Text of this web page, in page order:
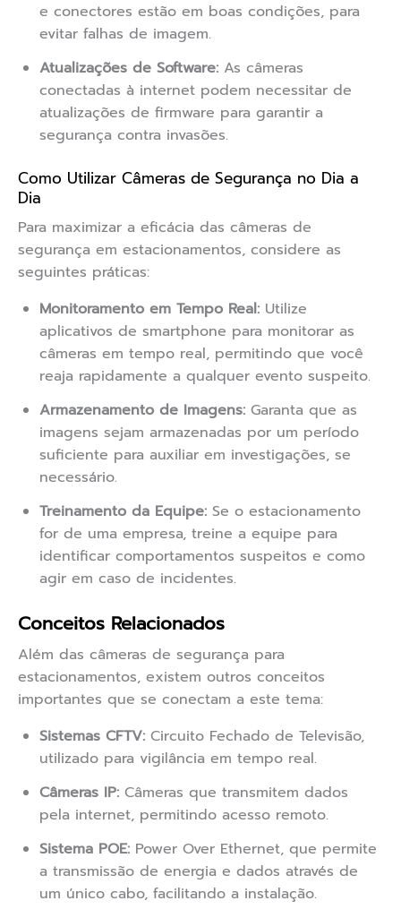
e conectores estão em boas condições, para
evitar falhas de imagem.
Atualizações de Software: As câmeras
conectadas à internet podem necessitar de
atualizações de firmware para garantir a
segurança contra invasões.
Como Utilizar Câmeras de Segurança no Dia a
Dia
Para maximizar a eficácia das câmeras de
segurança em estacionamentos, considere as
seguintes práticas:
Monitoramento em Tempo Real: Utilize
aplicativos de smartphone para monitorar as
câmeras em tempo real, permitindo que você
reaja rapidamente a qualquer evento suspeito.
Armazenamento de Imagens: Garanta que as
imagens sejam armazenadas por um período
suficiente para auxiliar em investigações, se
necessário.
Treinamento da Equipe: Se o estacionamento
for de uma empresa, treine a equipe para
identificar comportamentos suspeitos e como
agir em caso de incidentes.
Conceitos Relacionados
Além das câmeras de segurança para
estacionamentos, existem outros conceitos
importantes que se conectam a este tema:
Sistemas CFTV: Circuito Fechado de Televisão,
utilizado para vigilância em tempo real.
Câmeras IP: Câmeras que transmitem dados
pela internet, permitindo acesso remoto.
Sistema POE: Power Over Ethernet, que permite
a transmissão de energia e dados através de
um único cabo, facilitando a instalação.